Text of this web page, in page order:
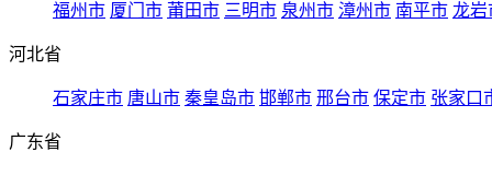
福州市 厦门市 莆田市 三明市 泉州市 漳州市 南平市 龙岩
河北省
石家庄市 唐山市 秦皇岛市 邯郸市 邢台市 保定市 张家口
广东省